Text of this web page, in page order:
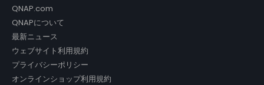
QNAP.com
QNAPについて
最新ニュース
ウェブサイト利用規約
プライバシーポリシー
オンラインショップ利用規約